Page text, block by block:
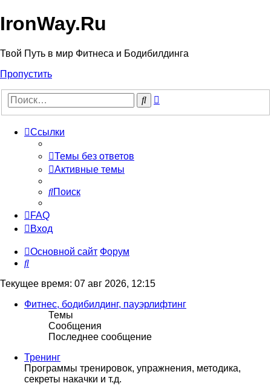
IronWay.Ru
Твой Путь в мир Фитнеса и Бодибилдинга
Пропустить
Поиск
Ссылки
Темы без ответов
Активные темы
Поиск
FAQ
Вход
Основной сайт Форум
Поиск
Текущее время: 07 авг 2026, 12:15
Фитнес, бодибилдинг, пауэрлифтинг
Темы
Сообщения
Последнее сообщение
Тренинг
Программы тренировок, упражнения, методика,
секреты накачки и т.д.